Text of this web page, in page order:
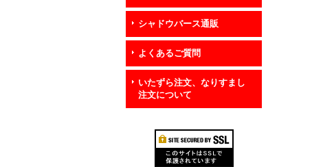
シャドウバース通販
よくあるご質問
いたずら注文、なりすまし
注文について